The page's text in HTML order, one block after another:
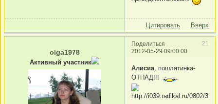
Цитировать Вверх
Поделиться
21
2012-05-29 09:00:00
olga1978
Активный участник
Алисиа, пошлятинка-
ОТПАД!!!